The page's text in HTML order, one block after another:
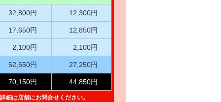
32,800円 12,300円
17,650円 12,850円
2,100円 2,100円
52,550円 27,250円
70,150円 44,850円
詳細は店舗にお問合せください。